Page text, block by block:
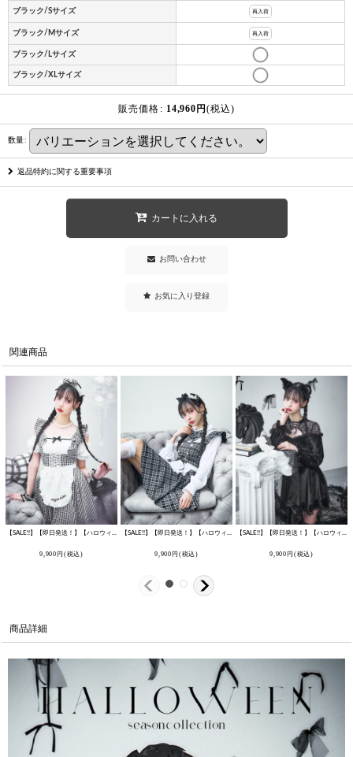
ブラック/Sサイズ 再入荷
ブラック/Mサイズ 再入荷
ブラック/Lサイズ
ブラック/XLサイズ
販売価格 : 14,960円(税込)
数量:
返品特約に関する重要事項
カートに入れる
お問い合わせ
お気に入り登録
関連商品
[HW-144-
9,900 円 (税込) 9,900 円 (税込) 9,900 円 (税込)
商品詳細